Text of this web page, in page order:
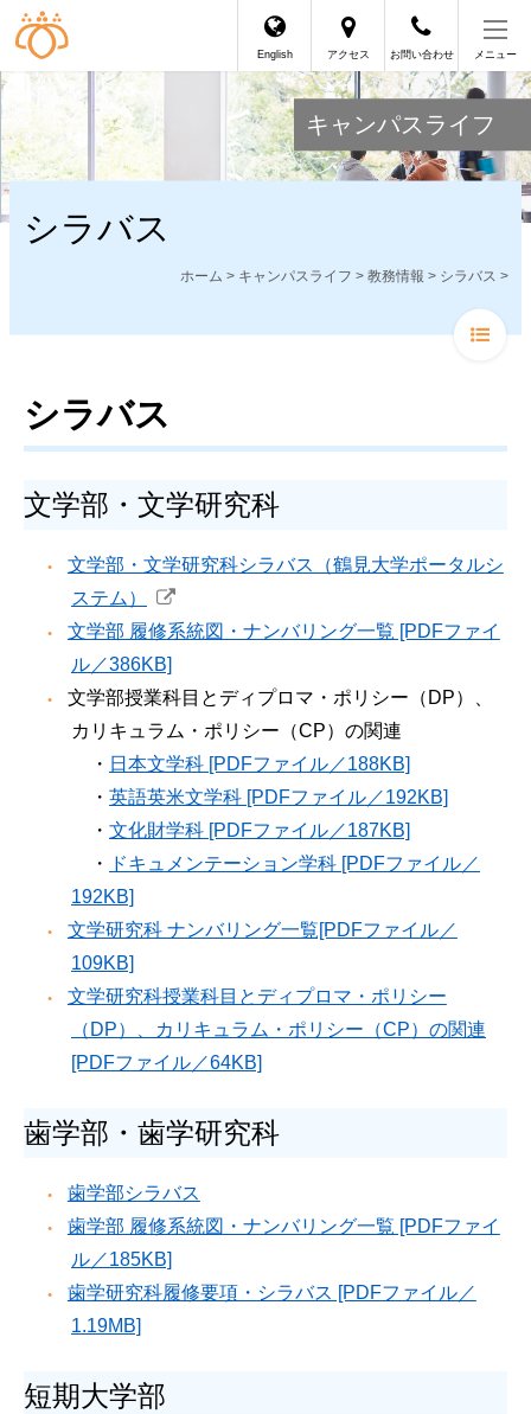
English アクセス お問い合わせ メニュー
キャンパスライフ
シラバス
ホーム > キャンパスライフ >教務情報 > シラバス >
シラバス
文学部・文学研究科
文学部・文学研究科シラバス（鶴見大学ポータルシ
ステム）
文学部 履修系統図・ナンバリング一覧 [PDFファイ
ル／386KB]
文学部授業科目とディプロマ・ポリシー（DP）、
カリキュラム・ポリシー（CP）の関連
・ 日本文学科 [PDFファイル／188KB]
・ 英語英米文学科 [PDFファイル／192KB]
・ 文化財学科 [PDFファイル／187KB]
・
ドキュメンテーション学科 [PDFファイル／
192KB]
文学研究科 ナンバリング一覧[PDFファイル／
109KB]
文学研究科授業科目とディプロマ・ポリシー
（DP）、カリキュラム・ポリシー（CP）の関連
[PDFファイル／64KB]
歯学部・歯学研究科
歯学部シラバス
歯学部 履修系統図・ナンバリング一覧 [PDFファイ
ル／185KB]
歯学研究科履修要項・シラバス [PDFファイル／
1.19MB]
短期大学部